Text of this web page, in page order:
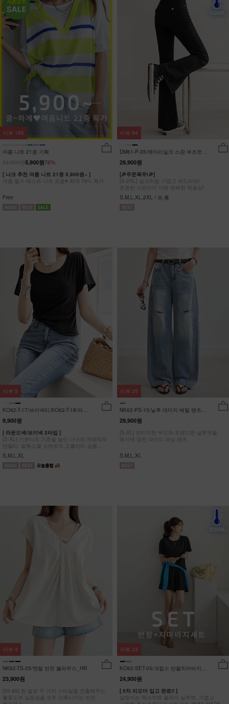
여름 니트 21종 기획
76%
5,900원
[ 나크 추천 여름 니트 21종 5,900원~ ]
여름 필수 베스트 니트 모음♥ 최대 76% 특가
Free
리뷰 185
DM61-P-35/에어리실크 스판 부츠컷팬
츠_DY
29,900원
[🎉주문폭주!🎉]
[S-2XL] 실크처럼 가볍고 부드러워!
쫀쫀한 스판까지 더해 완벽한 착용감!
S,M,L,XL,2XL / 숏,롱
리뷰 94
KO62-T-17/브이넥티,KO62-T-18/라운
드티_YN
9,900원
[ 라운드넥/브이넥 2타입 ]
[S-XL] 기본티의 기준을 높인 나크의 자체제작
반팔티. 팔뚝소멸 소매핏의 고퀄리티 상품
#NAK MADE.
S,M,L,XL
리뷰 5
NK62-PS-15/닐루 데미지 배럴 팬츠
_HR
29,900원
[S-XL] 빈티지한 무드와 트렌디한 실루엣을
동시에 담은 와이드 데님 팬츠
S,M,L,XL
리뷰 35
NK62-TS-25/엔릴 반전 블라우스_HR
23,900원
[55-88] 한 벌로 두 가지 스타일을 연출해주는
활용도와 실용성을 모두 만족시키는 반전
리뷰 3
KO62-SET-05/크립스 반팔치마바지세
트_HR
24,900원
[ 5차 리오더 입고 완료!! ]
살랑이는 텍스처와 플레어 실루엣, 가볍고
리뷰 23